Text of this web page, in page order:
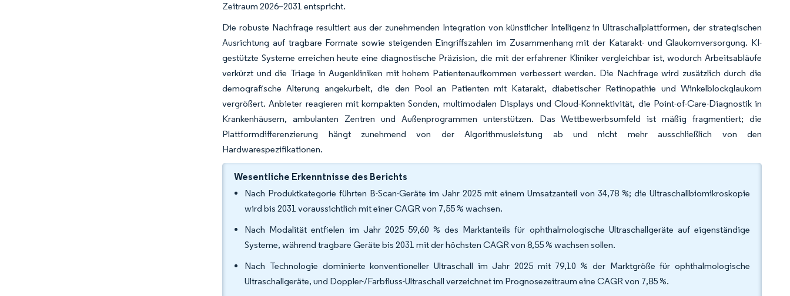
Zeitraum 2026–2031 entspricht.
Die robuste Nachfrage resultiert aus der zunehmenden Integration von künstlicher Intelligenz in Ultraschallplattformen, der strategischen
Ausrichtung auf tragbare Formate sowie steigenden Eingriffszahlen im Zusammenhang mit der Katarakt- und Glaukomversorgung. KI-
gestützte Systeme erreichen heute eine diagnostische Präzision, die mit der erfahrener Kliniker vergleichbar ist, wodurch Arbeitsabläufe
verkürzt und die Triage in Augenkliniken mit hohem Patientenaufkommen verbessert werden. Die Nachfrage wird zusätzlich durch die
demografische Alterung angekurbelt, die den Pool an Patienten mit Katarakt, diabetischer Retinopathie und Winkelblockglaukom
vergrößert. Anbieter reagieren mit kompakten Sonden, multimodalen Displays und Cloud-Konnektivität, die Point-of-Care-Diagnostik in
Krankenhäusern, ambulanten Zentren und Außenprogrammen unterstützen. Das Wettbewerbsumfeld ist mäßig fragmentiert; die
Plattformdifferenzierung hängt zunehmend von der Algorithmusleistung ab und nicht mehr ausschließlich von den
Hardwarespezifikationen.
Wesentliche Erkenntnisse des Berichts
Nach Produktkategorie führten B-Scan-Geräte im Jahr 2025 mit einem Umsatzanteil von 34,78 %; die Ultraschallbiomikroskopie
wird bis 2031 voraussichtlich mit einer CAGR von 7,55 % wachsen.
Nach Modalität entfielen im Jahr 2025 59,60 % des Marktanteils für ophthalmologische Ultraschallgeräte auf eigenständige
Systeme, während tragbare Geräte bis 2031 mit der höchsten CAGR von 8,55 % wachsen sollen.
Nach Technologie dominierte konventioneller Ultraschall im Jahr 2025 mit 79,10 % der Marktgröße für ophthalmologische
Ultraschallgeräte, und Doppler-/Farbfluss-Ultraschall verzeichnet im Prognosezeitraum eine CAGR von 7,85 %.